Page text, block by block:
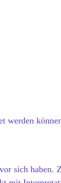
werden
sich haben.